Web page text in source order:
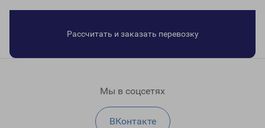
Рассчитать и заказать перевозку
Мы в соцсетях
ВКонтакте